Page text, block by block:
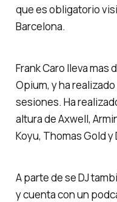
que es obligatorio
Barcelona.
Frank Caro lleva mas
Opium, y ha
sesiones. Ha
altura de Axwell,
Koyu, Thomas Gold
A parte de se DJ
y cuenta con un